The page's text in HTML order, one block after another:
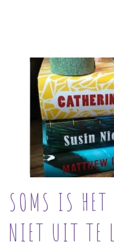
SOMS IS HET
NIET UIT TE